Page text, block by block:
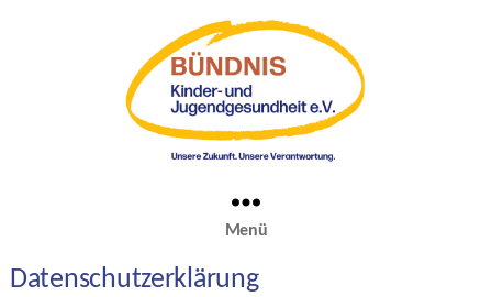
Menü
Datenschutzerklärung